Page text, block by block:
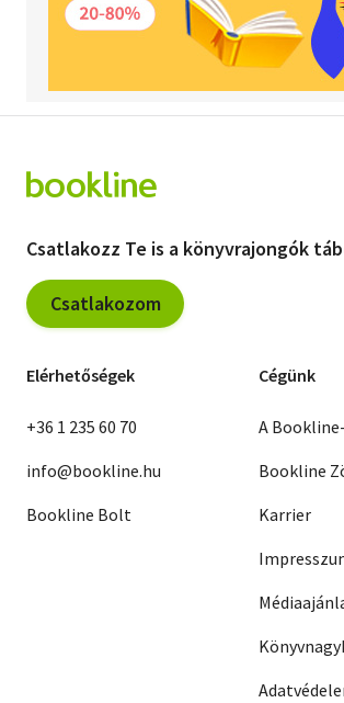
Csatlakozz Te is a könyvrajongók
Csatlakozom
Elérhetőségek
+36 1 235 60 70
info@bookline.hu
Bookline Bolt
Cégünk
A
Bookline
Karrier